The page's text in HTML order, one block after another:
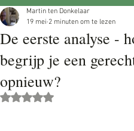
De eerste analyse -
begrijp je een
opnieuw?
Martin ten Donkelaar
19 mei 2 minuten om te lezen
Beoordeeld met NaN uit 5